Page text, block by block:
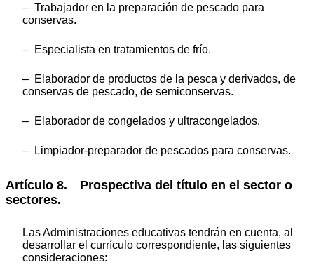
– Trabajador en la preparación de pescado para
conservas.
– Especialista en tratamientos de frío.
– Elaborador de productos de la pesca y derivados, de
conservas de pescado, de semiconservas.
– Elaborador de congelados y ultracongelados.
– Limpiador-preparador de pescados para conservas.
Artículo 8. Prospectiva del título en el sector o
sectores.
Las Administraciones educativas tendrán en cuenta, al
desarrollar el currículo correspondiente, las siguientes
consideraciones: